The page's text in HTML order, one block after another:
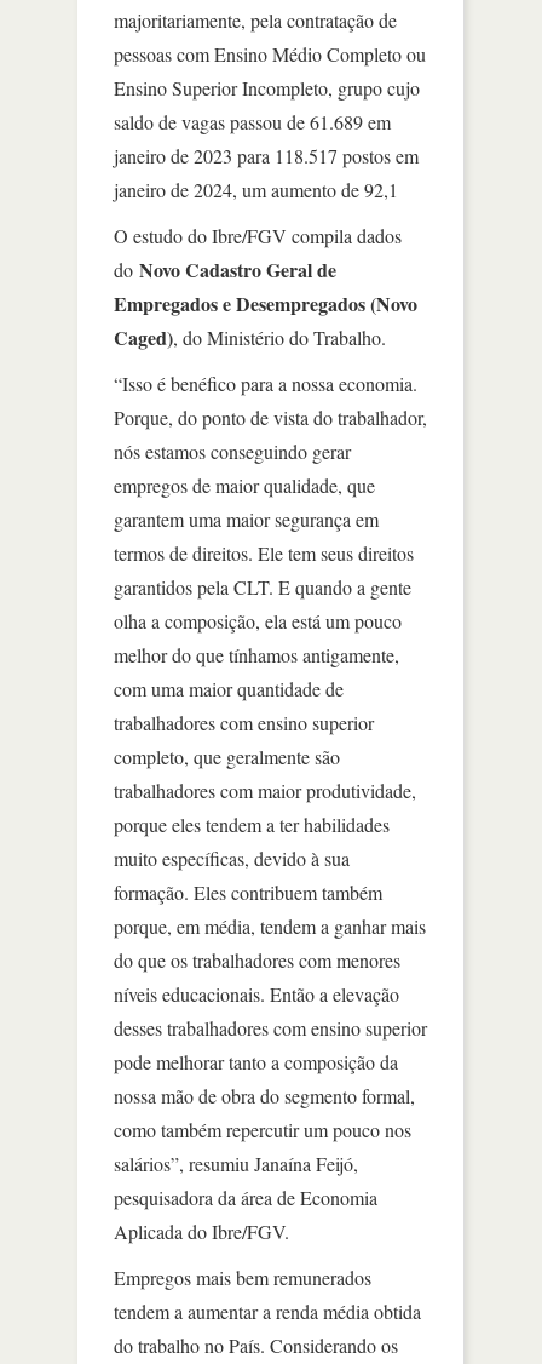
majoritariamente, pela contratação de
pessoas com Ensino Médio Completo ou
Ensino Superior Incompleto, grupo cujo
saldo de vagas passou de 61.689 em
janeiro de 2023 para 118.517 postos em
janeiro de 2024, um aumento de 92,1
O estudo do Ibre/FGV compila dados
do Novo Cadastro Geral de
Empregados e Desempregados (Novo
Caged), do Ministério do Trabalho.
“Isso é benéfico para a nossa economia.
Porque, do ponto de vista do trabalhador,
nós estamos conseguindo gerar
empregos de maior qualidade, que
garantem uma maior segurança em
termos de direitos. Ele tem seus direitos
garantidos pela CLT. E quando a gente
olha a composição, ela está um pouco
melhor do que tínhamos antigamente,
com uma maior quantidade de
trabalhadores com ensino superior
completo, que geralmente são
trabalhadores com maior produtividade,
porque eles tendem a ter habilidades
muito específicas, devido à sua
formação. Eles contribuem também
porque, em média, tendem a ganhar mais
do que os trabalhadores com menores
níveis educacionais. Então a elevação
desses trabalhadores com ensino superior
pode melhorar tanto a composição da
nossa mão de obra do segmento formal,
como também repercutir um pouco nos
salários”, resumiu Janaína Feijó,
pesquisadora da área de Economia
Aplicada do Ibre/FGV.
Empregos mais bem remunerados
tendem a aumentar a renda média obtida
do trabalho no País. Considerando os